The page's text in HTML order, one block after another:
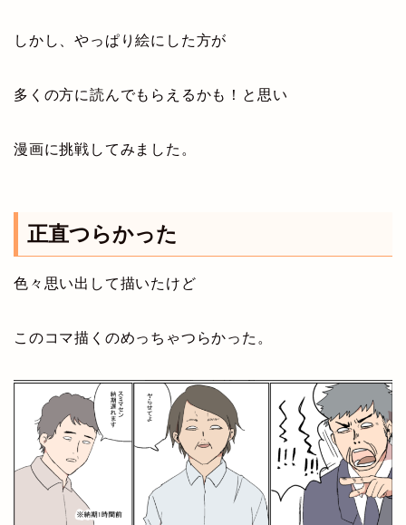
しかし、やっぱり絵にした方が
多くの方に読んでもらえるかも！と思い
漫画に挑戦してみました。
正直つらかった
色々思い出して描いたけど
このコマ描くのめっちゃつらかった。